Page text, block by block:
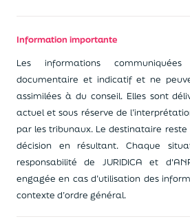
Information importante
Les informations
documentaire et indicatif et ne
assimilées à du conseil. Elles sont
actuel et sous réserve de
par les tribunaux. Le destinataire
décision en résultant. Chaque
responsabilité de JURIDICA et
engagée en cas d’utilisation des
contexte d’ordre général.